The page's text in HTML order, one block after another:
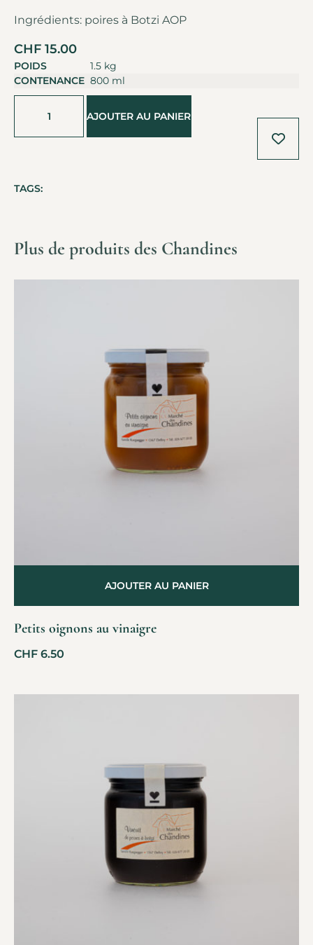
Ingrédients: poires à Botzi AOP
CHF 15.00
POIDS
1.5 kg
CONTENANCE 800 ml
AJOUTER AU PANIER
TAGS:
Plus de produits des Chandines
Petits oignons au vinaigre
CHF 6.50
AJOUTER AU PANIER